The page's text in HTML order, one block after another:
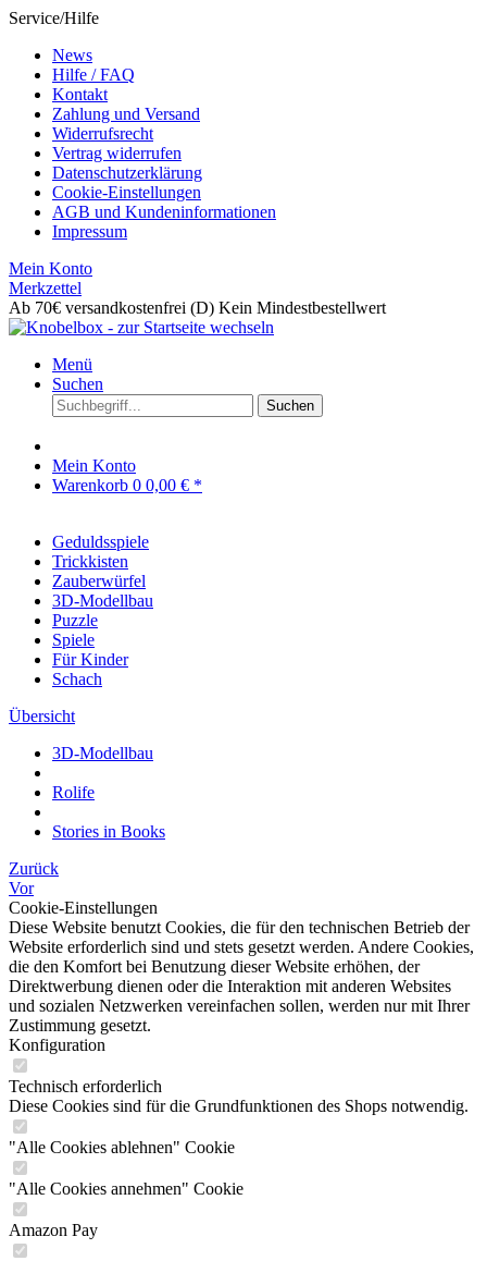
Service/Hilfe
News
Hilfe / FAQ
Kontakt
Zahlung und Versand
Widerrufsrecht
Vertrag widerrufen
Datenschutzerklärung
Cookie-Einstellungen
AGB und Kundeninformationen
Impressum
Mein Konto
Merkzettel
Ab 70€ versandkostenfrei (D) Kein Mindestbestellwert
Menü
Suchen
Suchen
Mein Konto
Warenkorb 0 0,00 € *
Geduldsspiele
Trickkisten
Zauberwürfel
3D-Modellbau
Puzzle
Spiele
Für Kinder
Schach
Übersicht
3D-Modellbau
Rolife
Stories in Books
Zurück
Vor
Cookie-Einstellungen
Diese Website benutzt Cookies, die für den technischen Betrieb der
Website erforderlich sind und stets gesetzt werden. Andere Cookies,
die den Komfort bei Benutzung dieser Website erhöhen, der
Direktwerbung dienen oder die Interaktion mit anderen Websites
und sozialen Netzwerken vereinfachen sollen, werden nur mit Ihrer
Zustimmung gesetzt.
Konfiguration
Technisch erforderlich
Diese Cookies sind für die Grundfunktionen des Shops notwendig.
"Alle Cookies ablehnen" Cookie
"Alle Cookies annehmen" Cookie
Amazon Pay